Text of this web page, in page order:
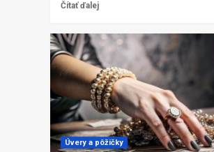
Čítať ďalej
Úvery a pôžičky